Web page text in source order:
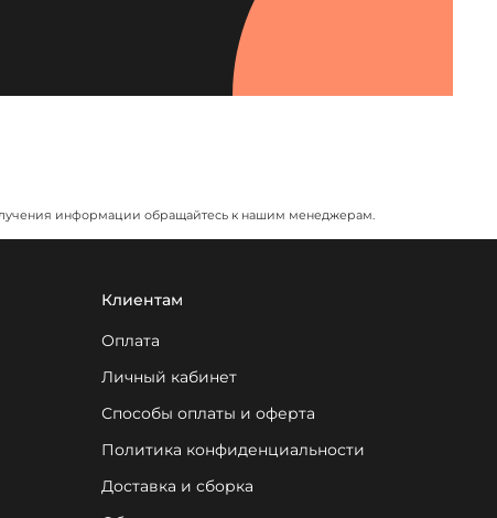
информации обращайтесь к нашим менеджерам.
Клиентам
Оплата
Личный кабинет
Способы оплаты и оферта
Политика конфиденциальности
Доставка и сборка